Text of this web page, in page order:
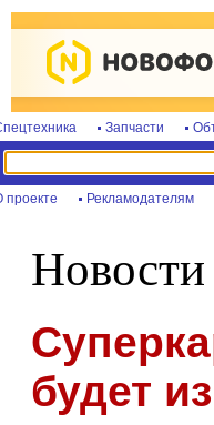
Запчасти
проекте Рекламодателям
Новости
будет